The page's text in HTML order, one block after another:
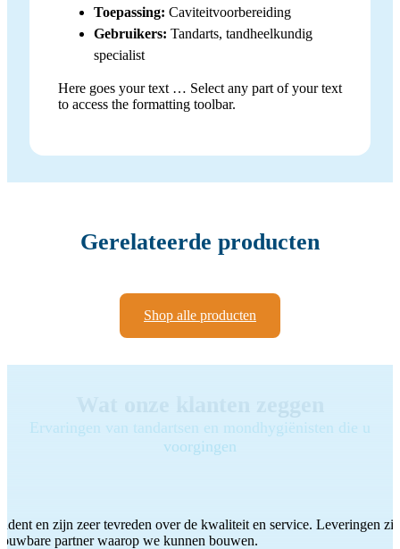
Toepassing: Caviteitvoorbereiding
Gebruikers: Tandarts, tandheelkundig
specialist
Here goes your text … Select any part of your text
to access the formatting toolbar.
Gerelateerde producten
Shop alle producten
Ervaringen van tandartsen en mondhygiënisten die u
voorgingen
en zijn zeer tevreden over de kwaliteit en service. Leveringen
partner waarop we kunnen bouwen.